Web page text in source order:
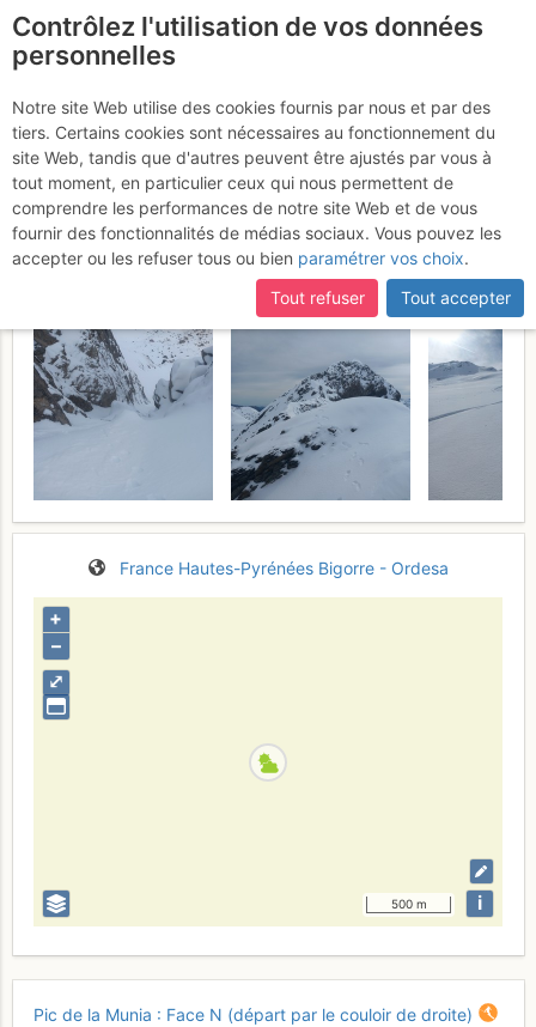
certaines pages ne sont plus accessibles, manquantes ou
incomplètes, déconnectez-vous puis reconnectez-vous à votre
compte sur le site.
Pic de la Munia : Face N
(départ par le couloir de
droite)
Samedi 9 mai 2026
France Hautes-Pyrénées Bigorre - Ordesa
⤢
+
–
500 m i
Pic de la Munia : Face N (départ par le couloir de droite)
Contrôlez l'utilisation de vos données
personnelles
Notre site Web utilise des cookies fournis par nous et par des
tiers. Certains cookies sont nécessaires au fonctionnement du
site Web, tandis que d'autres peuvent être ajustés par vous à
tout moment, en particulier ceux qui nous permettent de
comprendre les performances de notre site Web et de vous
fournir des fonctionnalités de médias sociaux. Vous pouvez les
accepter ou les refuser tous ou bien paramétrer vos choix.
Tout refuser
Tout accepter